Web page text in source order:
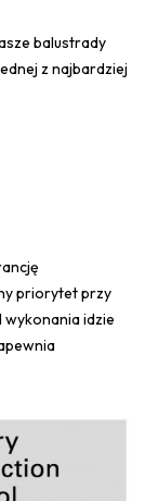
balustrady
z najbardziej
priorytet przy
wykonania idzie